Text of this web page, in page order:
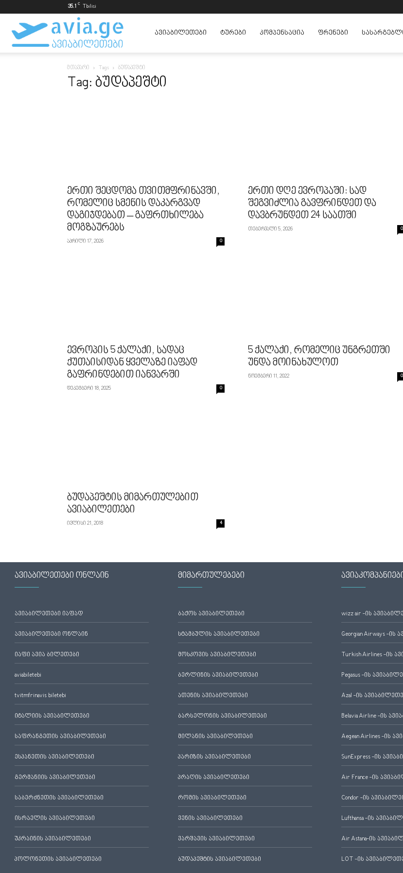
35.1 C Tbilisi
ავიაბილეთები
ყველაზე
ᲐᲕᲘᲐᲑᲘᲚᲔᲗᲔᲑᲘ ᲢᲣᲠᲔᲑᲘ ᲙᲝᲛᲞᲔᲜᲡᲐᲪᲘᲐ ᲤᲠᲔᲜᲔᲑᲘ
მთავარი Tags ბუდაპეშტი
Tag: ბუდაპეშტი
ერთი შეცდომა თვითმფრინავში,
რომელიც სმენის დაკარგვად
დაგიჯდებათ – გაფრთხილება
მოგზაურებს
აპრილი 17, 2026 0
ერთი დღე ევროპაში: სად
შეგვიძლია გავფრინდეთ და
დავბრუნდეთ 24 საათში
თებერვალი 5, 2026 0
ევროპის 5 ქალაქი, სადაც
ქუთაისიდან ყველაზე იაფად
გაფრინდებით იანვარში
დეკემბერი 18, 2025 0
5 ქალაქი, რომელიც უნგრეთში
უნდა მოინახულოთ
ნოემბერი 11, 2022 0
ბუდაპეშტის მიმართულებით
ავიაბილეთები
ივლისი 21, 2018 4
ავიაბილეთები ონლაინ
ავიაბილეთები იაფად
ავიაბილეთები ონლაინ
იაფი ავია ბილეთები
aviabiletebi
tvitmfrinavis biletebi
იტალიის ავიაბილეთები
საფრანგეთის ავიაბილეთები
ესპანეთის ავიაბილეთები
გერმანიის ავიაბილეთები
საბერძნეთის ავიაბილეთები
ისრაელის ავიაბილეთები
უკრაინის ავიაბილეთები
პოლონეთის ავიაბილეთები
მიმართულებები
ბაქოს ავიაბილეთები
სტამბულის ავიაბილეთები
მოსკოვის ავიაბილეთები
ბერლინის ავიაბილეთები
ათენის ავიაბილეთები
ბარსელონის ავიაბილეთები
მილანის ავიაბილეთები
პარიზის ავიაბილეთები
პრაღის ავიაბილეთები
რომის ავიაბილეთები
ვენის ავიაბილეთები
ვარშავის ავიაბილეთები
ბუდაპეშტის ავიაბილეთები
wizz air -ის
Georgian Airways -ის
Turkish Airlines -ის
Pegasus -ის
Azal -ის
Belavia Airline -ის
Aegean Airlines -ის
SunExpress -ის
Air France -ის
Condor -ის
Lufthansa -ის
Air Astana-ის
LOT -ის